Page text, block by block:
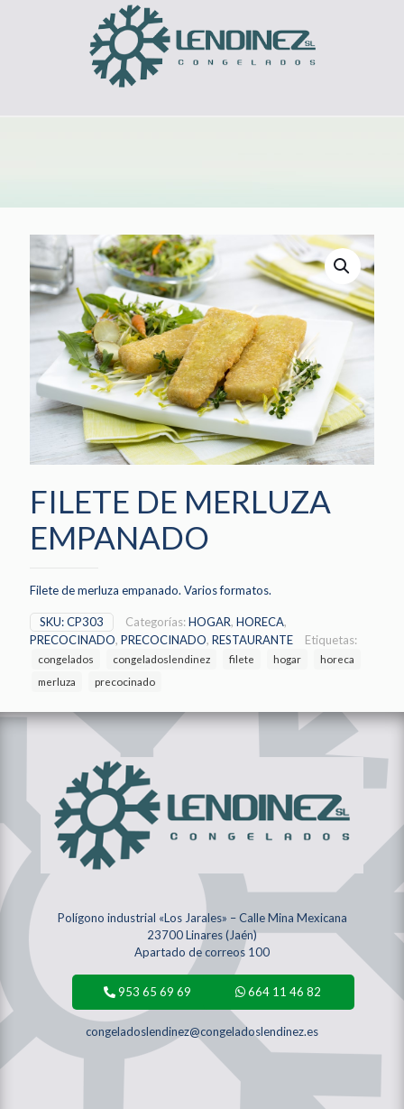
FILETE DE MERLUZA
EMPANADO
Filete de merluza empanado. Varios formatos.
SKU:CP303 Categorías:HOGAR, HORECA,
PRECOCINADO, PRECOCINADO, RESTAURANTE Etiquetas:
congelados congeladoslendinez filete hogar
horeca
merluza
precocinado
Polígono industrial «Los Jarales» – Calle Mina Mexicana
23700 Linares (Jaén)
Apartado de correos 100
953 65 69 69 664 11 46 82
congeladoslendinez@congeladoslendinez.es